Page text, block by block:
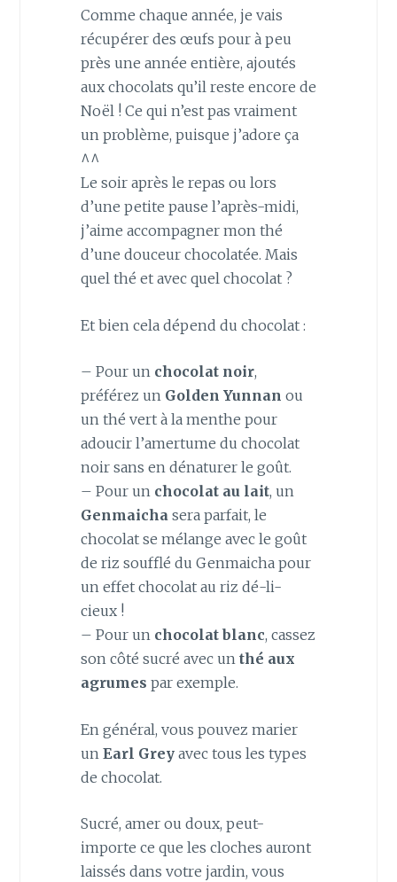
Comme chaque année, je vais
récupérer des œufs pour à peu
près une année entière, ajoutés
aux chocolats qu’il reste encore de
Noël ! Ce qui n’est pas vraiment
un problème, puisque j’adore ça
^^
Le soir après le repas ou lors
d’une petite pause l’après-midi,
j’aime accompagner mon thé
d’une douceur chocolatée. Mais
quel thé et avec quel chocolat ?
Et bien cela dépend du chocolat :
– Pour un chocolat noir,
préférez un Golden Yunnan ou
un thé vert à la menthe pour
adoucir l’amertume du chocolat
noir sans en dénaturer le goût.
– Pour un chocolat au lait, un
Genmaichasera parfait, le
chocolat se mélange avec le goût
de riz soufflé du Genmaicha pour
un effet chocolat au riz dé-li-
cieux !
– Pour un chocolat blanc, cassez
son côté sucré avec unthé aux
agrumes par exemple.
En général, vous pouvez marier
un Earl Greyavec tous les types
de chocolat.
Sucré, amer ou doux, peut-
importe ce que les cloches auront
laissés dans votre jardin, vous